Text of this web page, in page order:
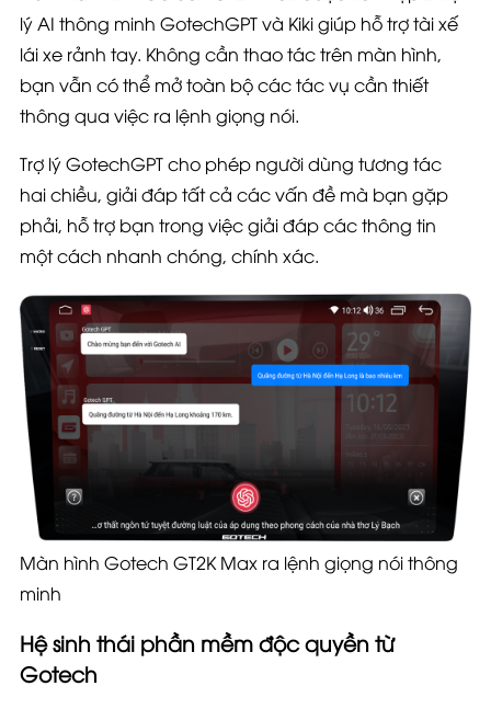
lý AI thông minh GotechGPT và Kiki giúp hỗ trợ tài xế
lái xe rảnh tay. Không cần thao tác trên màn hình,
bạn vẫn có thể mở toàn bộ các tác vụ cần thiết
thông qua việc ra lệnh giọng nói.
Trợ lý GotechGPT cho phép người dùng tương tác
hai chiều, giải đáp tất cả các vấn đề mà bạn gặp
phải, hỗ trợ bạn trong việc giải đáp các thông tin
một cách nhanh chóng, chính xác.
Màn hình Gotech GT2K Max ra lệnh giọng nói thông
minh
Hệ sinh thái phần mềm độc quyền từ
Gotech